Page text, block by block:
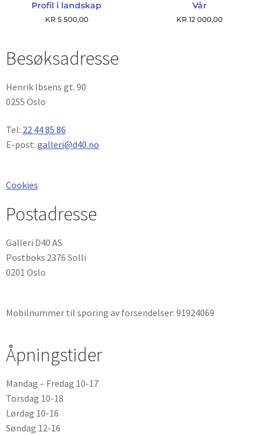
Profil i landskap
KR 5 500,00
Vår
KR 12 000,00
Besøksadresse
Henrik Ibsens gt. 90
0255 Oslo
Tel: 22 44 85 86
E-post: galleri@d40.no
Cookies
Postadresse
Galleri D40 AS
Postboks 2376 Solli
0201 Oslo
Mobilnummer til sporing av forsendelser: 91924069
Åpningstider
Mandag – Fredag 10-17
Torsdag 10-18
Lørdag 10-16
Søndag 12-16